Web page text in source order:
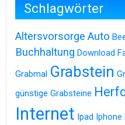
Schlagwörter
Altersvorsorge Auto
Buchhaltung Download
Grabmal Grabstein
günstige Grabsteine
Internet Ipad Iphone